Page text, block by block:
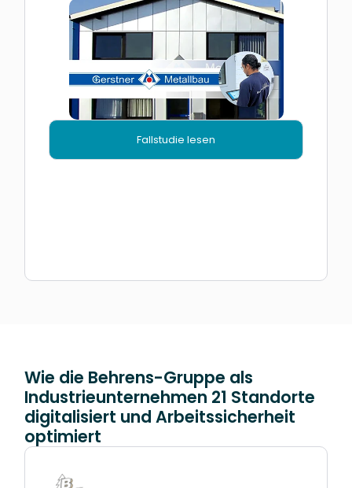
Fallstudie lesen
Wie die Behrens-Gruppe als
Industrieunternehmen 21 Standorte
digitalisiert und Arbeitssicherheit
optimiert